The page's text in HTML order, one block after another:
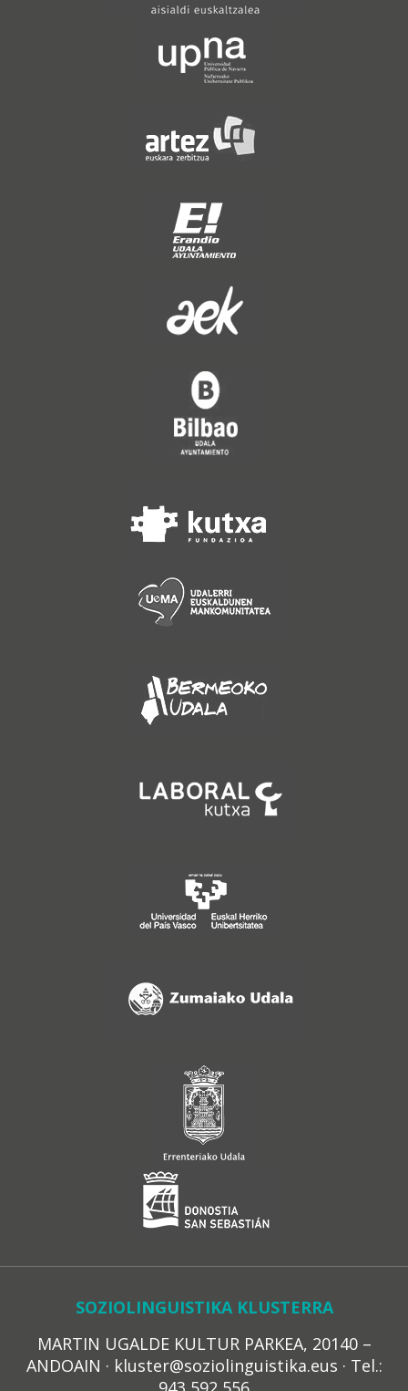
SOZIOLINGUISTIKA KLUSTERRA
MARTIN UGALDE KULTUR PARKEA, 20140 –
ANDOAIN · kluster@soziolinguistika.eus · Tel.: